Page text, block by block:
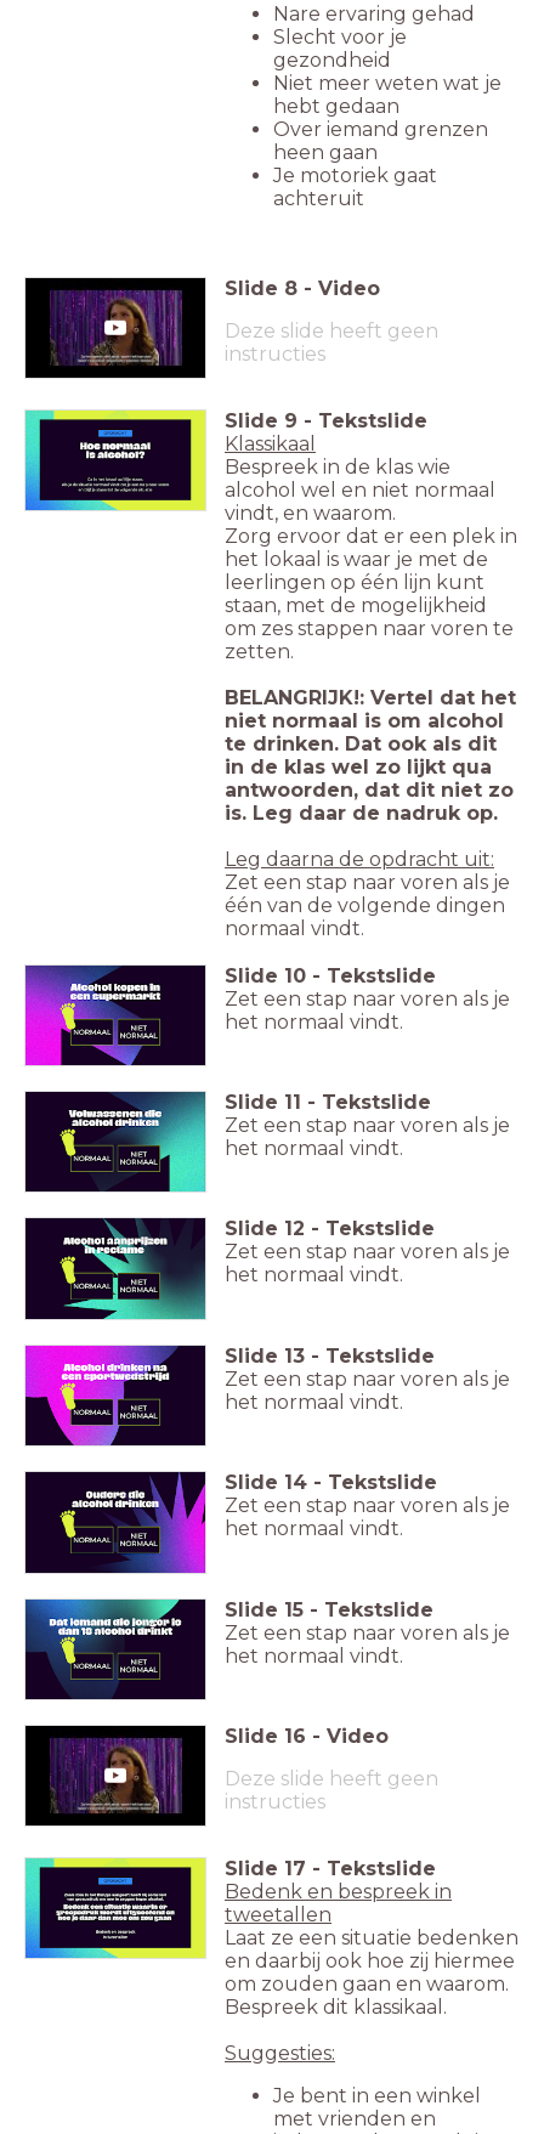
Nare ervaring gehad
Slecht voor je
gezondheid
Niet meer weten wat je
hebt gedaan
Over iemand grenzen
heen gaan
Je motoriek gaat
achteruit
Slide 8 - Video
Deze slide heeft geen
instructies
Slide 9 - Tekstslide
Klassikaal
Bespreek in de klas wie
alcohol wel en niet normaal
vindt, en waarom.
Zorg ervoor dat er een plek in
het lokaal is waar je met de
leerlingen op één lijn kunt
staan, met de mogelijkheid
om zes stappen naar voren te
zetten.
BELANGRIJK!: Vertel dat het
niet normaal is om alcohol
te drinken. Dat ook als dit
in de klas wel zo lijkt qua
antwoorden, dat dit niet zo
is. Leg daar de nadruk op.
Leg daarna de opdracht uit:
Zet een stap naar voren als je
één van de volgende dingen
normaal vindt.
Slide 10 - Tekstslide
Zet een stap naar voren als je
het normaal vindt.
Slide 11 - Tekstslide
Zet een stap naar voren als je
het normaal vindt.
Slide 12 - Tekstslide
Zet een stap naar voren als je
het normaal vindt.
Slide 13 - Tekstslide
Zet een stap naar voren als je
het normaal vindt.
Slide 14 - Tekstslide
Zet een stap naar voren als je
het normaal vindt.
Slide 15 - Tekstslide
Zet een stap naar voren als je
het normaal vindt.
Slide 16 - Video
Deze slide heeft geen
instructies
Slide 17 - Tekstslide
Bedenk en bespreek in
tweetallen
Laat ze een situatie bedenken
en daarbij ook hoe zij hiermee
om zouden gaan en waarom.
Bespreek dit klassikaal.
Suggesties:
Je bent in een winkel
met vrienden en